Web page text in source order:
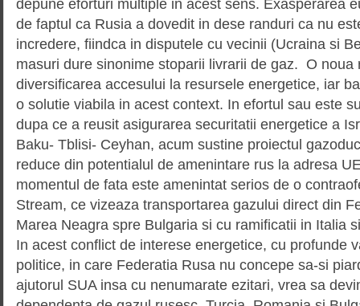
depune eforturi multiple in acest sens. Exasperarea
de faptul ca Rusia a dovedit in dese randuri ca nu
incredere, fiindca in disputele cu vecinii (Ucraina si
masuri dure sinonime stoparii livrarii de gaz. O noua
diversificarea accesului la resursele energetice, iar
o solutie viabila in acest context. In efortul sau este
dupa ce a reusit asigurarea securitatii energetice a
Baku- Tblisi- Ceyhan, acum sustine proiectul
reduce din potentialul de amenintare rus la adresa
momentul de fata este amenintat serios de o
Stream, ce vizeaza transportarea gazului direct din
Marea Neagra spre Bulgaria si cu ramificatii in Italia
In acest conflict de interese energetice, cu profunde
politice, in care Federatia Rusa nu concepe sa-si
ajutorul SUA insa cu nenumarate ezitari, vrea sa